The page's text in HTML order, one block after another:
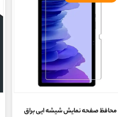
محافظ صفحه نمایش شیشه ایی براق